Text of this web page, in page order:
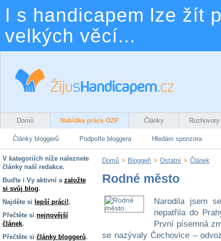
I s handicapem lze žít
velkých věcí...
Domů Nabídka práce OZP Články Rozhovory
Články bloggerů Podpořte bloggera Hledám sponzora
V kategoriích níže naleznete
články naší redakce.
Buďte i Vy aktivní a založte
si svůj blog.
Najděte si lepší práci!.
Přečtěte si nejnovější
článek.
Přečtěte si články bloggerů.
Domů > Bloggeři > Ostatní > Článek
Rodné město
Narodila jsem
nepatřila do
První písemná
se nazývaly Čechovice –